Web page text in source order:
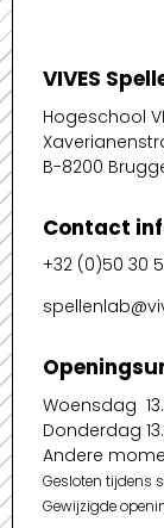
VIVES
Hogeschool
B-8200
Contact
+32 (0)50 30
Woensdag
Donderdag
Andere
Gesloten tijdens
Gewijzigde